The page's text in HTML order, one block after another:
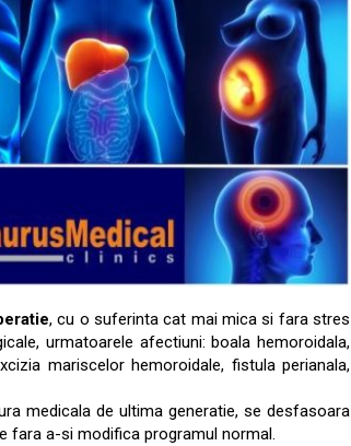
, cu o suferinta cat mai mica si fara stres
urmatoarele afectiuni: boala hemoroidala,
mariscelor hemoroidale, fistula perianala,
medicala de ultima generatie, se desfasoara
fara a-si modifica programul normal.